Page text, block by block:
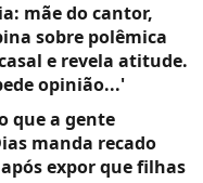
mãe do cantor,
sobre polêmica
e revela atitude.
opinião...'
que a gente
manda recado
expor que filhas